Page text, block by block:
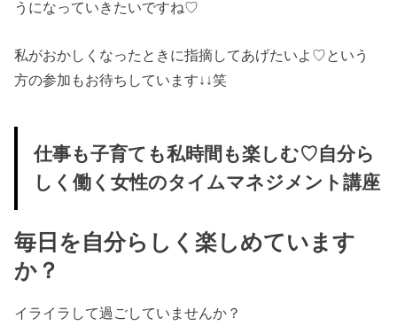
うになっていきたいですね♡
私がおかしくなったときに指摘してあげたいよ♡という
方の参加もお待ちしています↓↓笑
仕事も子育ても私時間も楽しむ♡自分ら
しく働く女性のタイムマネジメント講座
毎日を自分らしく楽しめています
か？
イライラして過ごしていませんか？